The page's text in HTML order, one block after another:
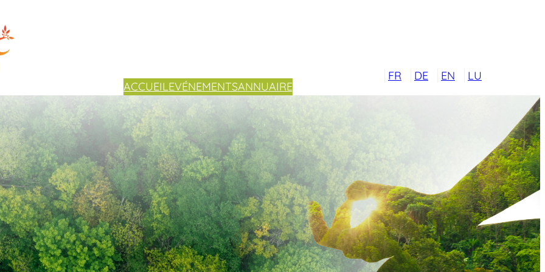
ACCUEILEVÉNEMENTSANNUAIRE
FR DE EN LU